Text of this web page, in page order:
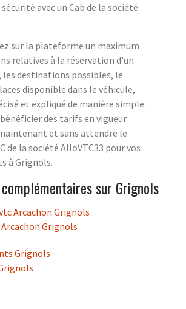
avec un Cab de la société
sur la plateforme un maximum
relatives à la réservation d'un
les destinations possibles, le
disponible dans le véhicule,
et expliqué de manière simple.
des tarifs en vigueur.
et sans attendre le
de la société AlloVTC33 pour vos
à Grignols.
sur Grignols
Arcachon Grignols
Grignols
Grignols